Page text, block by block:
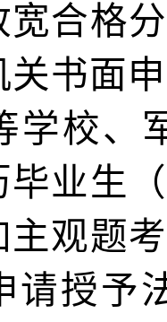
宽合格
关书面
学校、
毕业生
主观题
请授予